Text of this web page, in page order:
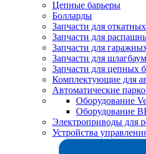
Цепные барьеры
Болларды
Запчасти для
Запчасти для
Запчасти для
Запчасти для
Запчасти для цепных
Комплектующие для
Автоматические
Оборудование
Оборудование
Электроприводы для
Устройства